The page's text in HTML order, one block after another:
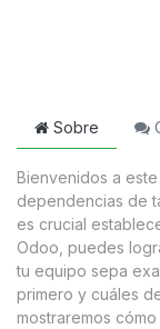
Sobre
Bienvenidos a
dependencias de
es crucial
Odoo, puedes
tu equipo sepa
primero y cuáles
mostraremos